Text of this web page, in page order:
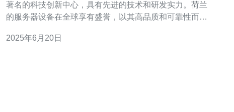
著名的科技创新中心，具有先进的技术和研发实力。荷兰
的服务器设备在全球享有盛誉，以其高品质和可靠性而闻
意的产品和服务。我们的团队具有丰富的进口经验，能够
2025年6月20日